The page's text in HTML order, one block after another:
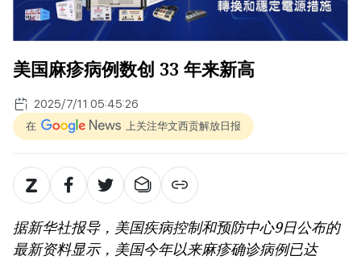
美国麻疹病例数创 33 年来新高
2025/7/11 05:45:26
在 上关注华文西贡解放日报
据新华社报导，美国疾病控制和预防中心9日公布的
最新资料显示，美国今年以来麻疹确诊病例已达